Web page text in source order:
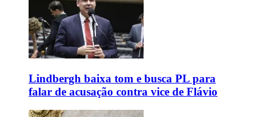
Lindbergh baixa tom e busca PL para
falar de acusação contra vice de Flávio